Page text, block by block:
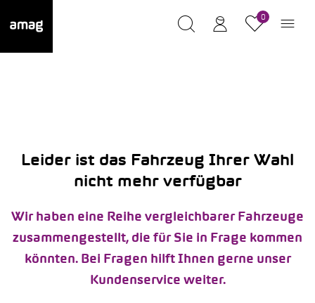
0
Leider ist das Fahrzeug Ihrer Wahl
nicht mehr verfügbar
Wir haben eine Reihe vergleichbarer Fahrzeuge
zusammengestellt, die für Sie in Frage kommen
könnten. Bei Fragen hilft Ihnen gerne unser
Kundenservice weiter.